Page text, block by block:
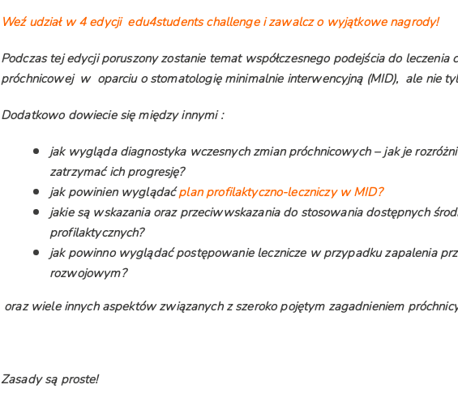
Weź udział w 4 edycji edu4students challenge i zawalcz o wyjątkowe nagrody!
Podczas tej edycji poruszony zostanie temat współczesnego podejścia do leczenia
próchnicowej w oparciu o stomatologię minimalnie interwencyjną (MID), ale nie
Dodatkowo dowiecie się między innymi :
jak wygląda diagnostyka wczesnych zmian próchnicowych – jak je
zatrzymać ich progresję?
jak powinien wyglądaćplan profilaktyczno-leczniczy w MID?
jakie są wskazania oraz przeciwwskazania do stosowania dostępnych
profilaktycznych?
jak powinno wyglądać postępowanie lecznicze w przypadku zapalenia
rozwojowym?
oraz wiele innych aspektów związanych z szeroko pojętym zagadnieniem
Zasady są proste!